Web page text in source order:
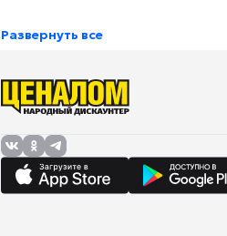
Развернуть все